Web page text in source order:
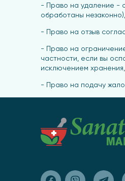
- Право на удаление -
обработаны
- Право на отзыв
- Право на
частности, если вы
исключением
- Право на подачу